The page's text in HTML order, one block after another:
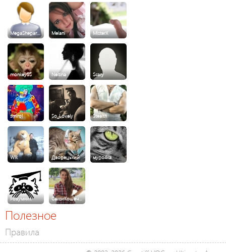
MegaShepar… Melani MisterX
monkey55 Neitina Scary
smirol So_Lovely Stealth
Wik Дворецький муро4ка
Розумник СексиКошеч…
Полезное
Правила